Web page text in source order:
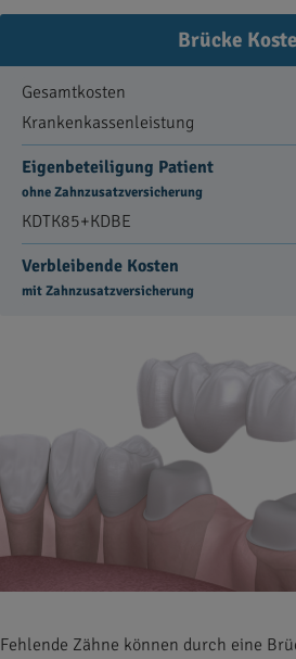
Brücke
Gesamtkosten
Krankenkassenleistung
Eigenbeteiligung Patient
ohne Zahnzusatzversicherung
KDTK85+KDBE
Verbleibende Kosten
mit Zahnzusatzversicherung
Fehlende Zähne können durch eine